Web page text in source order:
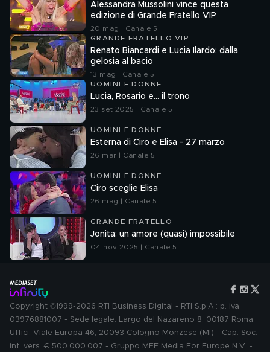
Alessandra Mussolini vince questa
edizione di Grande Fratello VIP
20 mag | Canale 5
GRANDE FRATELLO VIP
Renato Biancardi e Lucia Ilardo: dalla
gelosia al bacio
13 mag | Canale 5
UOMINI E DONNE
Lucia, Rosario e... il trono
23 set 2025 | Canale 5
UOMINI E DONNE
Esterna di Ciro e Elisa - 27 marzo
26 mar | Canale 5
UOMINI E DONNE
Ciro sceglie Elisa
26 mag | Canale 5
GRANDE FRATELLO
Jonita: un amore (quasi) impossibile
04 nov 2025 | Canale 5
Copyright ©1999-2026 RTI Business Digital - RTI S.p.A.: p. iva
03976881007 - Sede legale: Largo del Nazareno 8, 00187 Roma.
Uffici: Viale Europa 46, 20093 Cologno Monzese (MI) - Cap. Soc.
int. vers. € 500.000.007 - Gruppo MFE Media For Europe N.V. -